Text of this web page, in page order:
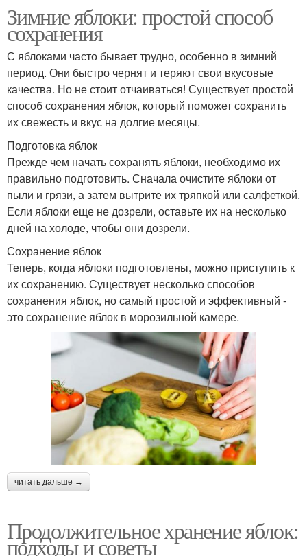
Зимние яблоки: простой способ
сохранения
С яблоками часто бывает трудно, особенно в зимний
период. Они быстро чернят и теряют свои вкусовые
качества. Но не стоит отчаиваться! Существует простой
способ сохранения яблок, который поможет сохранить
их свежесть и вкус на долгие месяцы.
Подготовка яблок
Прежде чем начать сохранять яблоки, необходимо их
правильно подготовить. Сначала очистите яблоки от
пыли и грязи, а затем вытрите их тряпкой или салфеткой.
Если яблоки еще не дозрели, оставьте их на несколько
дней на холоде, чтобы они дозрели.
Сохранение яблок
Теперь, когда яблоки подготовлены, можно приступить к
их сохранению. Существует несколько способов
сохранения яблок, но самый простой и эффективный -
это сохранение яблок в морозильной камере.
читать дальше →
Продолжительное хранение яблок:
подходы и советы